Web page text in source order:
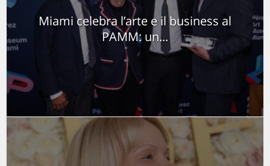
Miami celebra l’arte e il business al
PAMM: un...